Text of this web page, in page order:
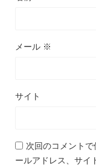
メール ※
サイト
次回のコメント
ールアドレス、サイ